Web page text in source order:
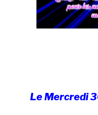
Le Mercredi